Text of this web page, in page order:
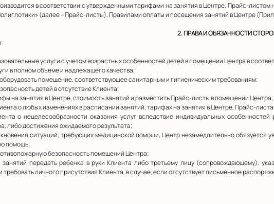
в соответствии с утвержденными тарифами на занятия в Центре, Прайс-
(далее – Прайс-листы), Правилами оплаты и посещения занятий в Центре
2. ПРАВА И ОБЯЗАННОСТИ
услуги с учетом возрастных особенностей детей в помещении Центра в
в полном объеме и надлежащего качества;
оборудовать помещение, соответствующее санитарным и гигиеническим требованиям;
детей в отсутствие Клиента;
на занятия в Центре, стоимость занятий и разместить Прайс-листы в помещении Центра;
о любых изменениях в расписании занятий, тарифах на занятия в Центре, Прайс-
о нецелесообразности оказания услуг вследствие индивидуальных
либо достижения ожидаемого результата;
ситуаций, требующих медицинской помощи, Центр незамедлительно обязуется
помощь;
безопасность помещений Центра;
занятий передать ребенка в руки Клиента либо третьему лицу (сопровождающему),
личного присутствия Клиента, в случае, если отсутствует письменное